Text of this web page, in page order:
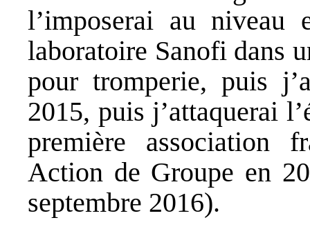
l’imposerai au niveau
laboratoire Sanofi dans
pour tromperie, puis
2015, puis j’attaquerai
première association
Action de Groupe en
septembre 2016).